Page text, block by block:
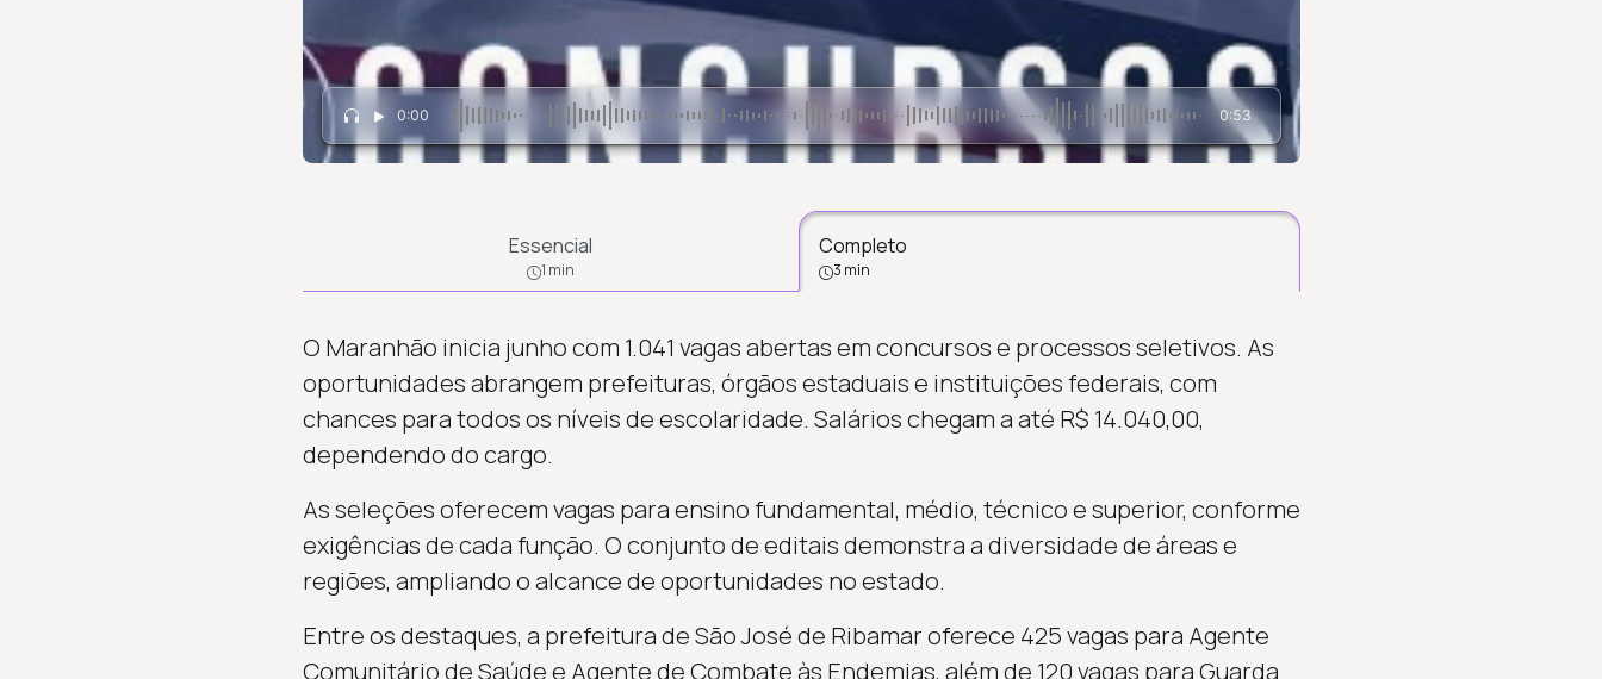
0:00 0:53
Essencial
1 min
Completo
3 min
O Maranhão inicia junho com 1.041 vagas abertas em concursos e processos seletivos. As
oportunidades abrangem prefeituras, órgãos estaduais e instituições federais, com
chances para todos os níveis de escolaridade. Salários chegam a até R$ 14.040,00,
dependendo do cargo.
As seleções oferecem vagas para ensino fundamental, médio, técnico e superior, conforme
exigências de cada função. O conjunto de editais demonstra a diversidade de áreas e
regiões, ampliando o alcance de oportunidades no estado.
Entre os destaques, a prefeitura de São José de Ribamar oferece 425 vagas para Agente
Comunitário de Saúde e Agente de Combate às Endemias, além de 120 vagas para Guarda